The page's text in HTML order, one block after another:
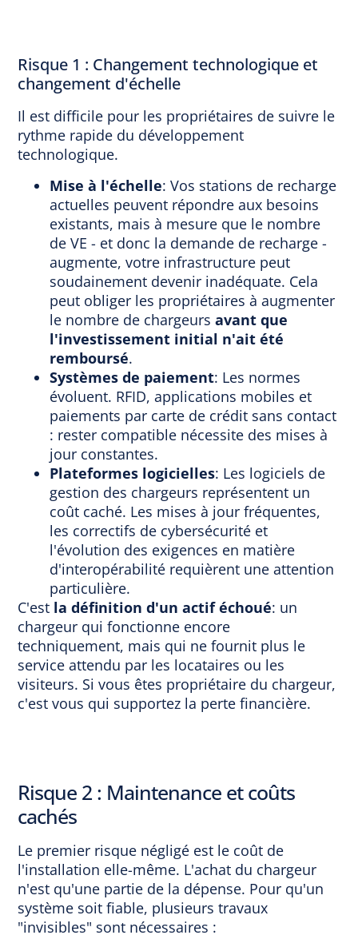
Risque 1 : Changement technologique et
changement d'échelle
Il est difficile pour les propriétaires de suivre le
rythme rapide du développement
technologique.
Mise à l'échelle: Vos stations de recharge
actuelles peuvent répondre aux besoins
existants, mais à mesure que le nombre
de VE - et donc la demande de recharge -
augmente, votre infrastructure peut
soudainement devenir inadéquate. Cela
peut obliger les propriétaires à augmenter
le nombre de chargeursavant que
l'investissement initial n'ait été
remboursé.
Systèmes de paiement: Les normes
évoluent. RFID, applications mobiles et
paiements par carte de crédit sans contact
: rester compatible nécessite des mises à
jour constantes.
Plateformes logicielles: Les logiciels de
gestion des chargeurs représentent un
coût caché. Les mises à jour fréquentes,
les correctifs de cybersécurité et
l'évolution des exigences en matière
d'interopérabilité requièrent une attention
particulière.
C'est la définition d'un actif échoué: un
chargeur qui fonctionne encore
techniquement, mais qui ne fournit plus le
service attendu par les locataires ou les
visiteurs. Si vous êtes propriétaire du chargeur,
c'est vous qui supportez la perte financière.
Risque 2 : Maintenance et coûts
cachés
Le premier risque négligé est le coût de
l'installation elle-même. L'achat du chargeur
n'est qu'une partie de la dépense. Pour qu'un
système soit fiable, plusieurs travaux
"invisibles" sont nécessaires :